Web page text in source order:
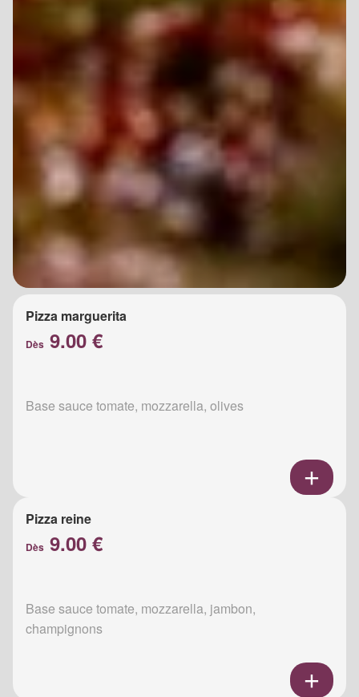
Pizza marguerita
Dès 9.00 €
Base sauce tomate, mozzarella, olives
Pizza reine
Dès 9.00 €
Base sauce tomate, mozzarella, jambon,
champignons